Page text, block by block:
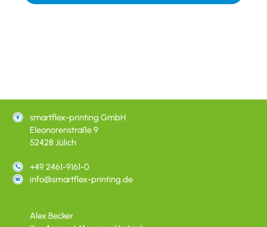
smartflex-printing GmbH
Eleonorenstraße 9
52428 Jülich
+49 2461-9161-0
info@smartflex-printing.de
Alex Becker